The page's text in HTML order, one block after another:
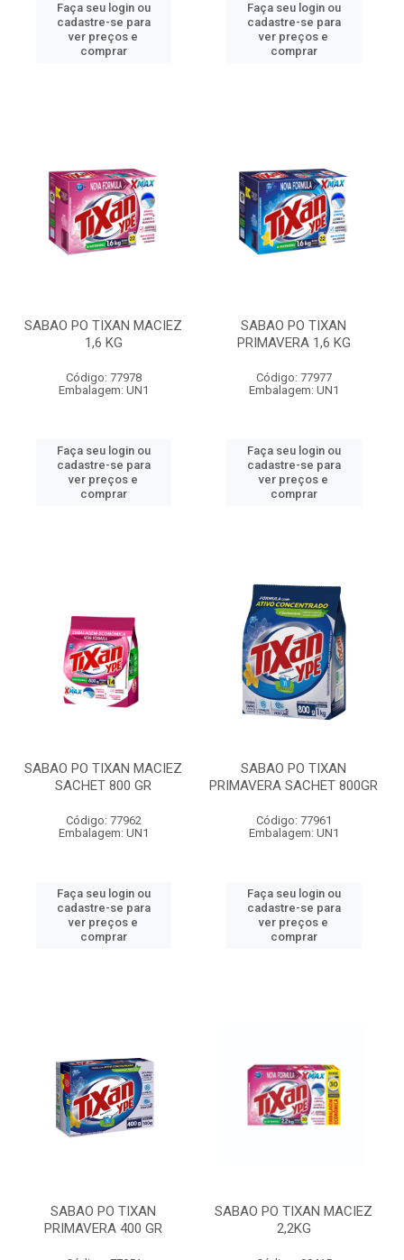
Faça seu login ou
cadastre-se para
ver preços e
comprar
Faça seu login ou
cadastre-se para
ver preços e
comprar
SABAO PO TIXAN MACIEZ
1,6 KG
Código: 77978
Embalagem: UN1
Faça seu login ou
cadastre-se para
ver preços e
comprar
SABAO PO TIXAN
PRIMAVERA 1,6 KG
Código: 77977
Embalagem: UN1
Faça seu login ou
cadastre-se para
ver preços e
comprar
SABAO PO TIXAN MACIEZ
SACHET 800 GR
Código: 77962
Embalagem: UN1
Faça seu login ou
cadastre-se para
ver preços e
comprar
SABAO PO TIXAN
PRIMAVERA SACHET 800GR
Código: 77961
Embalagem: UN1
Faça seu login ou
cadastre-se para
ver preços e
comprar
SABAO PO TIXAN
PRIMAVERA 400 GR
SABAO PO TIXAN MACIEZ
2,2KG